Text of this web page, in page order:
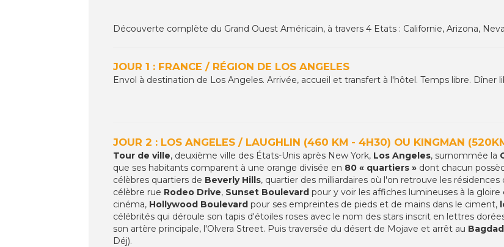
Découverte complète du Grand Ouest Américain, à travers 4 Etats : Californie, Arizona,
JOUR 1 : FRANCE / RÉGION DE LOS ANGELES
Envol à destination de Los Angeles. Arrivée, accueil et transfert à l'hôtel. Temps libre. Dîner
JOUR 2 : LOS ANGELES / LAUGHLIN (460 KM - 4H30) OU KINGMAN
Tour de ville, deuxième ville des États-Unis après New York, Los Angeles, surnommée la
que ses habitants comparent à une orange divisée en 80 « quartiers » dont chacun
célèbres quartiers de Beverly Hills, quartier des milliardaires où l'on retrouve les
célèbre rue Rodeo Drive, Sunset Boulevard pour y voir les affiches lumineuses à la
cinéma, Hollywood Boulevard pour ses empreintes de pieds et de mains dans le ciment,
célébrités qui déroule son tapis d'étoiles roses avec le nom des stars inscrit en lettres
son artère principale, l'Olvera Street. Puis traversée du désert de Mojave et arrêt au
Déj).